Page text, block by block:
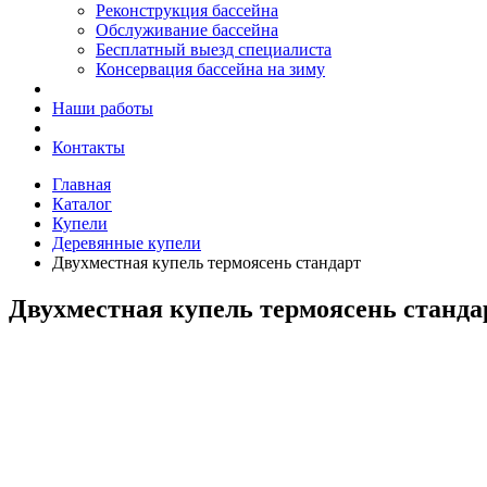
Реконструкция бассейна
Обслуживание бассейна
Бесплатный выезд специалиста
Консервация бассейна на зиму
Наши работы
Контакты
Главная
Каталог
Купели
Деревянные купели
Двухместная купель термоясень стандарт
Двухместная купель термоясень